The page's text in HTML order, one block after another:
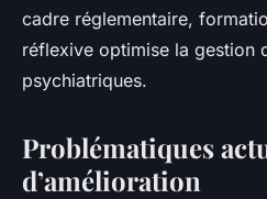
cadre réglementaire,
réflexive optimise la gestion
psychiatriques.
Problématiques
d’amélioration